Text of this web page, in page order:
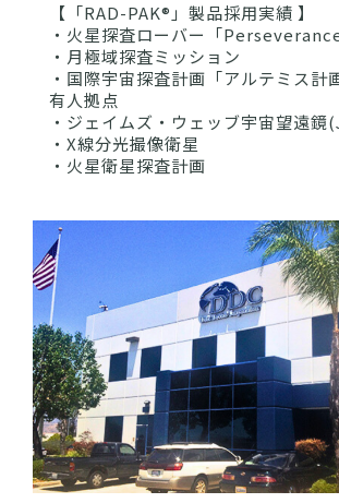
【「RAD-PAK®️」製品採用実績 】
・火星探査ローバー「Perseverance
・月極域探査ミッション
・国際宇宙探査計画「アルテミス計
有人拠点
・ ジェイムズ・ウェッブ宇宙望遠鏡
・X線分光撮像衛星
・火星衛星探査計画